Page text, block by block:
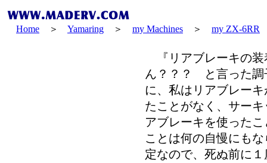
Home ＞ Yamaring ＞ my Machines ＞ my ZX-6RR
『リアブレーキの装
ん？？？ と言った調
に、私はリアブレー
たことがなく、サー
アブレーキを使った
ことは何の自慢にも
定なので、死ぬ前に